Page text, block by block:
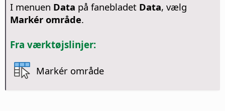
I menuen Data på fanebladet Data, vælg
Markér område.
Fra værktøjslinjer:
Markér område